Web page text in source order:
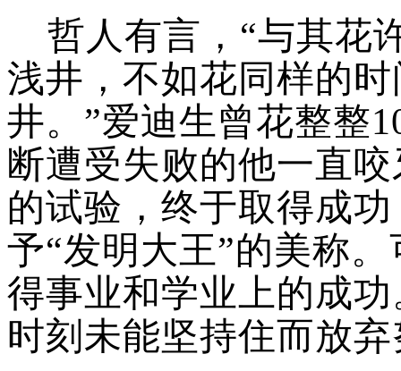
哲人有言， “与其花
浅井，不如花同样的
井。 ”爱迪生曾花整整
断遭受失败的他一直
的试验，终于取得成
予“发明大王”的美称
得事业和学业上的成
时刻未能坚持住而放